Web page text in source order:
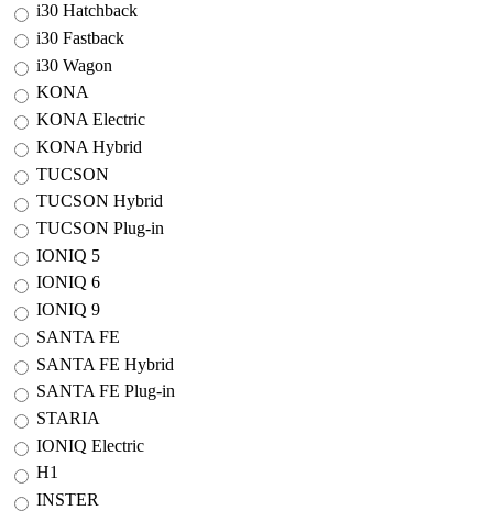
i30 Hatchback
i30 Fastback
i30 Wagon
KONA
KONA Electric
KONA Hybrid
TUCSON
TUCSON Hybrid
TUCSON Plug-in
IONIQ 5
IONIQ 6
IONIQ 9
SANTA FE
SANTA FE Hybrid
SANTA FE Plug-in
STARIA
IONIQ Electric
H1
INSTER